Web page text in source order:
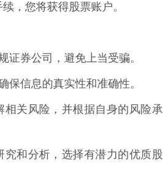
，您将获得股票账户。
券公司，避免上当受骗。
信息的真实性和准确性。
关风险，并根据自身的风险承
和分析，选择有潜力的优质股